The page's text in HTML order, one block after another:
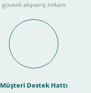
güvenli alışveriş imkanı
Müşteri Destek Hattı